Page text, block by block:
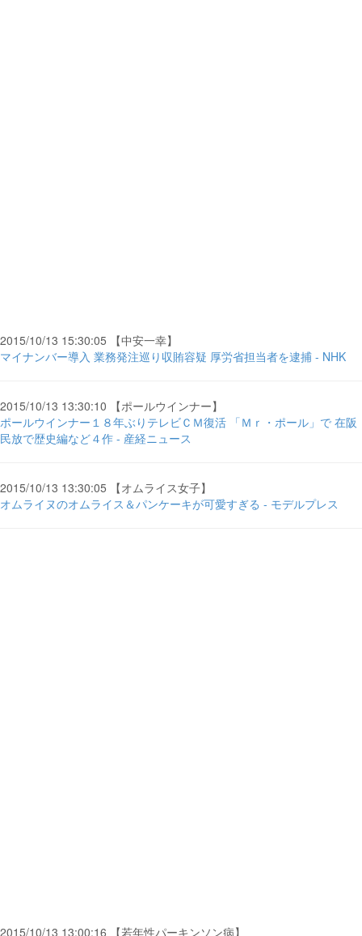
2015/10/13 15:30:05 【中安一幸】
マイナンバー導入 業務発注巡り収賄容疑 厚労省担当者を逮捕 - NHK
2015/10/13 13:30:10 【ポールウインナー】
ポールウインナー１８年ぶりテレビＣＭ復活 「Ｍｒ・ポール」で 在阪
民放で歴史編など４作 - 産経ニュース
2015/10/13 13:30:05 【オムライス女子】
オムライヌのオムライス＆パンケーキが可愛すぎる - モデルプレス
2015/10/13 13:00:16 【若年性パーキンソン病】